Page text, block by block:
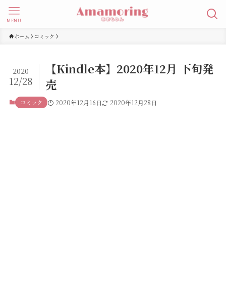
MENU
ホーム コミック
【Kindle本】2020年12月 下旬発
売
2020
12/28
コミック 2020年12月16日 2020年12月28日